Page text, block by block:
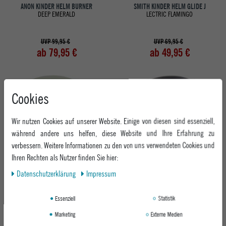
ANON KINDER HELM BURNER
DEEP EMERALD
UVP 99,95 €
ab 79,95 €
SMITH KINDER HELM GLIDE J
LECTRIC FLAMINGO
UVP 69,95 €
ab 49,95 €
UVP 99,95 € 149,95 €
Cookies
Wir nutzen Cookies auf unserer Website. Einige von diesen sind essenziell,
während andere uns helfen, diese Website und Ihre Erfahrung zu
verbessern. Weitere Informationen zu den von uns verwendeten Cookies und
Ihren Rechten als Nutzer finden Sie hier:
Daten­schutz­erklärung
Impressum
Essenziell
Statistik
Marketing
Externe Medien